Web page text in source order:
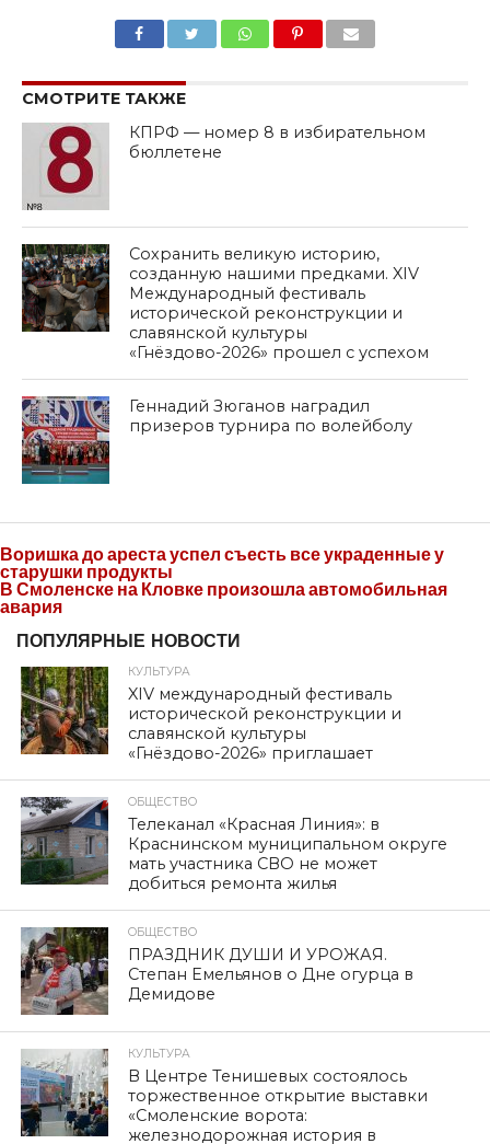
СМОТРИТЕ ТАКЖЕ
КПРФ — номер 8 в избирательном
бюллетене
Сохранить великую историю,
созданную нашими предками. XIV
Международный фестиваль
исторической реконструкции и
славянской культуры
«Гнёздово-2026» прошел с успехом
Геннадий Зюганов наградил
призеров турнира по волейболу
Воришка до ареста успел съесть все украденные у
старушки продукты
В Смоленске на Кловке произошла автомобильная
авария
ПОПУЛЯРНЫЕ НОВОСТИ
КУЛЬТУРА
XIV международный фестиваль
исторической реконструкции и
славянской культуры
«Гнёздово-2026» приглашает
ОБЩЕСТВО
Телеканал «Красная Линия»: в
Краснинском муниципальном округе
мать участника СВО не может
добиться ремонта жилья
ОБЩЕСТВО
ПРАЗДНИК ДУШИ И УРОЖАЯ.
Степан Емельянов о Дне огурца в
Демидове
КУЛЬТУРА
В Центре Тенишевых состоялось
торжественное открытие выставки
«Смоленские ворота:
железнодорожная история в